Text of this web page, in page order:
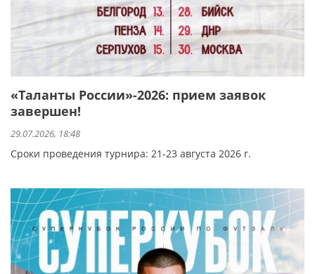
«Таланты России»-2026: прием заявок
завершен!
29.07.2026, 18:48
Сроки проведения турнира: 21-23 августа 2026 г.